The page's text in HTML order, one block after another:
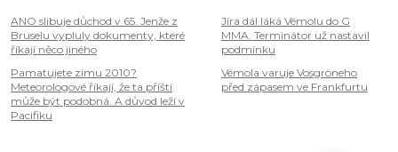
ANO slibuje důchod v 65. Jenže z
Bruselu vypluly dokumenty, které
říkají něco jiného
Pamatujete zimu 2010?
Meteorologové říkají, že ta příští
může být podobná. A důvod leží v
Pacifiku
Jíra dál láká Vémolu do G
MMA. Terminátor už nastavil
podmínku
Vémola varuje Vosgröneho
před zápasem ve Frankfurtu